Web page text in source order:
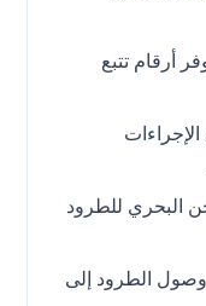
أرقام تتبع
الإجراءات
البحري للطرود
الطرود إلى